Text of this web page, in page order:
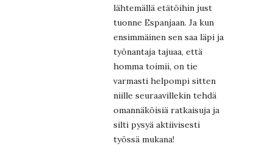
lähtemällä etätöihin just
tuonne Espanjaan. Ja kun
ensimmäinen sen saa läpi ja
työnantaja tajuaa, että
homma toimii, on tie
varmasti helpompi sitten
niille seuraavillekin tehdä
omannäköisiä ratkaisuja ja
silti pysyä aktiivisesti
työssä mukana!